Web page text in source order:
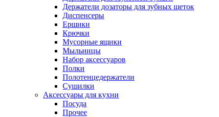
Держатели дозаторы для зубных щеток
Диспенсеры
Ершики
Крючки
Мусорные ящики
Мыльницы
Набор аксессуаров
Полки
Полотенцедержатели
Сушилки
Аксессуары для кухни
Посуда
Прочее